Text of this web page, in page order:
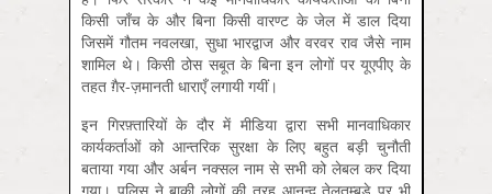
किसी जाँच के और बिना किसी वारण्ट के जेल में डाल दिया
जिसमें गौतम नवलखा, सुधा भारद्वाज और वरवर राव जैसे नाम
शामिल थे। किसी ठोस सबूत के बिना इन लोगों पर यूएपीए के
तहत ग़ैर-ज़मानती धाराएँ लगायी गयीं।
इन गिरफ़्तारियों के दौर में मीडिया द्वारा सभी मानवाधिकार
कार्यकर्ताओं को आन्तरिक सुरक्षा के लिए बहुत बड़ी चुनौती
बताया गया और अर्बन नक्सल नाम से सभी को लेबल कर दिया